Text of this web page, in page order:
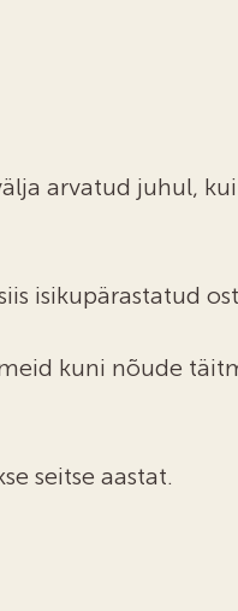
arvatud juhul,
isikupärastatud
kuni nõude
seitse aastat.